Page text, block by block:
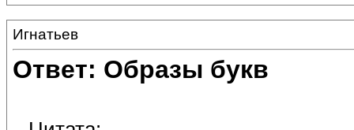
Игнатьев
Ответ: Образы букв